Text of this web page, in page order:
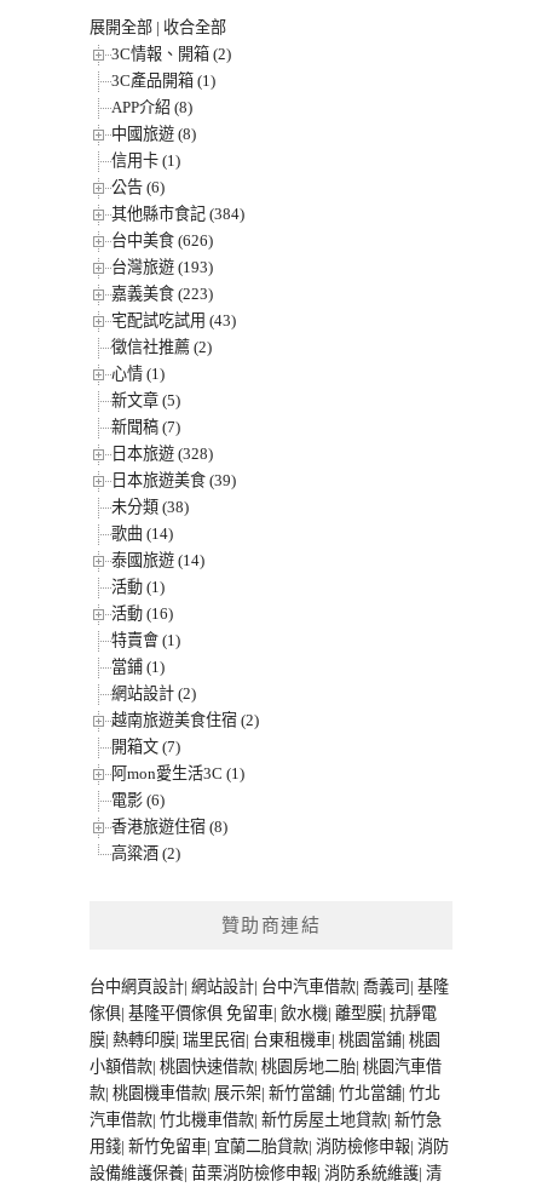
展開全部 | 收合全部
3C情報、開箱 (2)
3C產品開箱 (1)
APP介紹 (8)
中國旅遊 (8)
信用卡 (1)
公告 (6)
其他縣市食記 (384)
台中美食 (626)
台灣旅遊 (193)
嘉義美食 (223)
宅配試吃試用 (43)
徵信社推薦 (2)
心情 (1)
新文章 (5)
新聞稿 (7)
日本旅遊 (328)
日本旅遊美食 (39)
未分類 (38)
歌曲 (14)
泰國旅遊 (14)
活動 (1)
活動 (16)
特賣會 (1)
當鋪 (1)
網站設計 (2)
越南旅遊美食住宿 (2)
開箱文 (7)
阿mon愛生活3C (1)
電影 (6)
香港旅遊住宿 (8)
高粱酒 (2)
贊助商連結
台中網頁設計| 網站設計| 台中汽車借款| 喬義司 | 基隆
傢俱| 基隆平價傢俱 免留車| 飲水機| 離型膜| 抗靜電
膜| 熱轉印膜| 瑞里民宿| 台東租機車| 桃園當鋪| 桃園
小額借款| 桃園快速借款| 桃園房地二胎| 桃園汽車借
款| 桃園機車借款| 展示架| 新竹當舖| 竹北當舖| 竹北
汽車借款| 竹北機車借款| 新竹房屋土地貸款| 新竹急
用錢| 新竹免留車| 宜蘭二胎貸款| 消防檢修申報| 消防
設備維護保養| 苗栗消防檢修申報| 消防系統維護| 清